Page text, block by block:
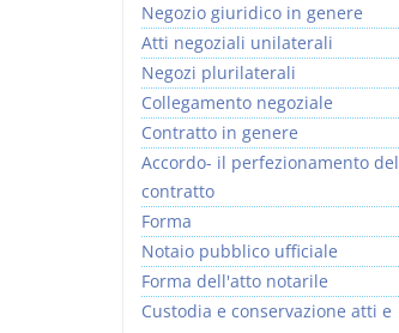
Negozio giuridico in genere
Atti negoziali unilaterali
Negozi plurilaterali
Collegamento negoziale
Contratto in genere
Accordo- il perfezionamento del
contratto
Forma
Notaio pubblico ufficiale
Forma dell'atto notarile
Custodia e conservazione atti e